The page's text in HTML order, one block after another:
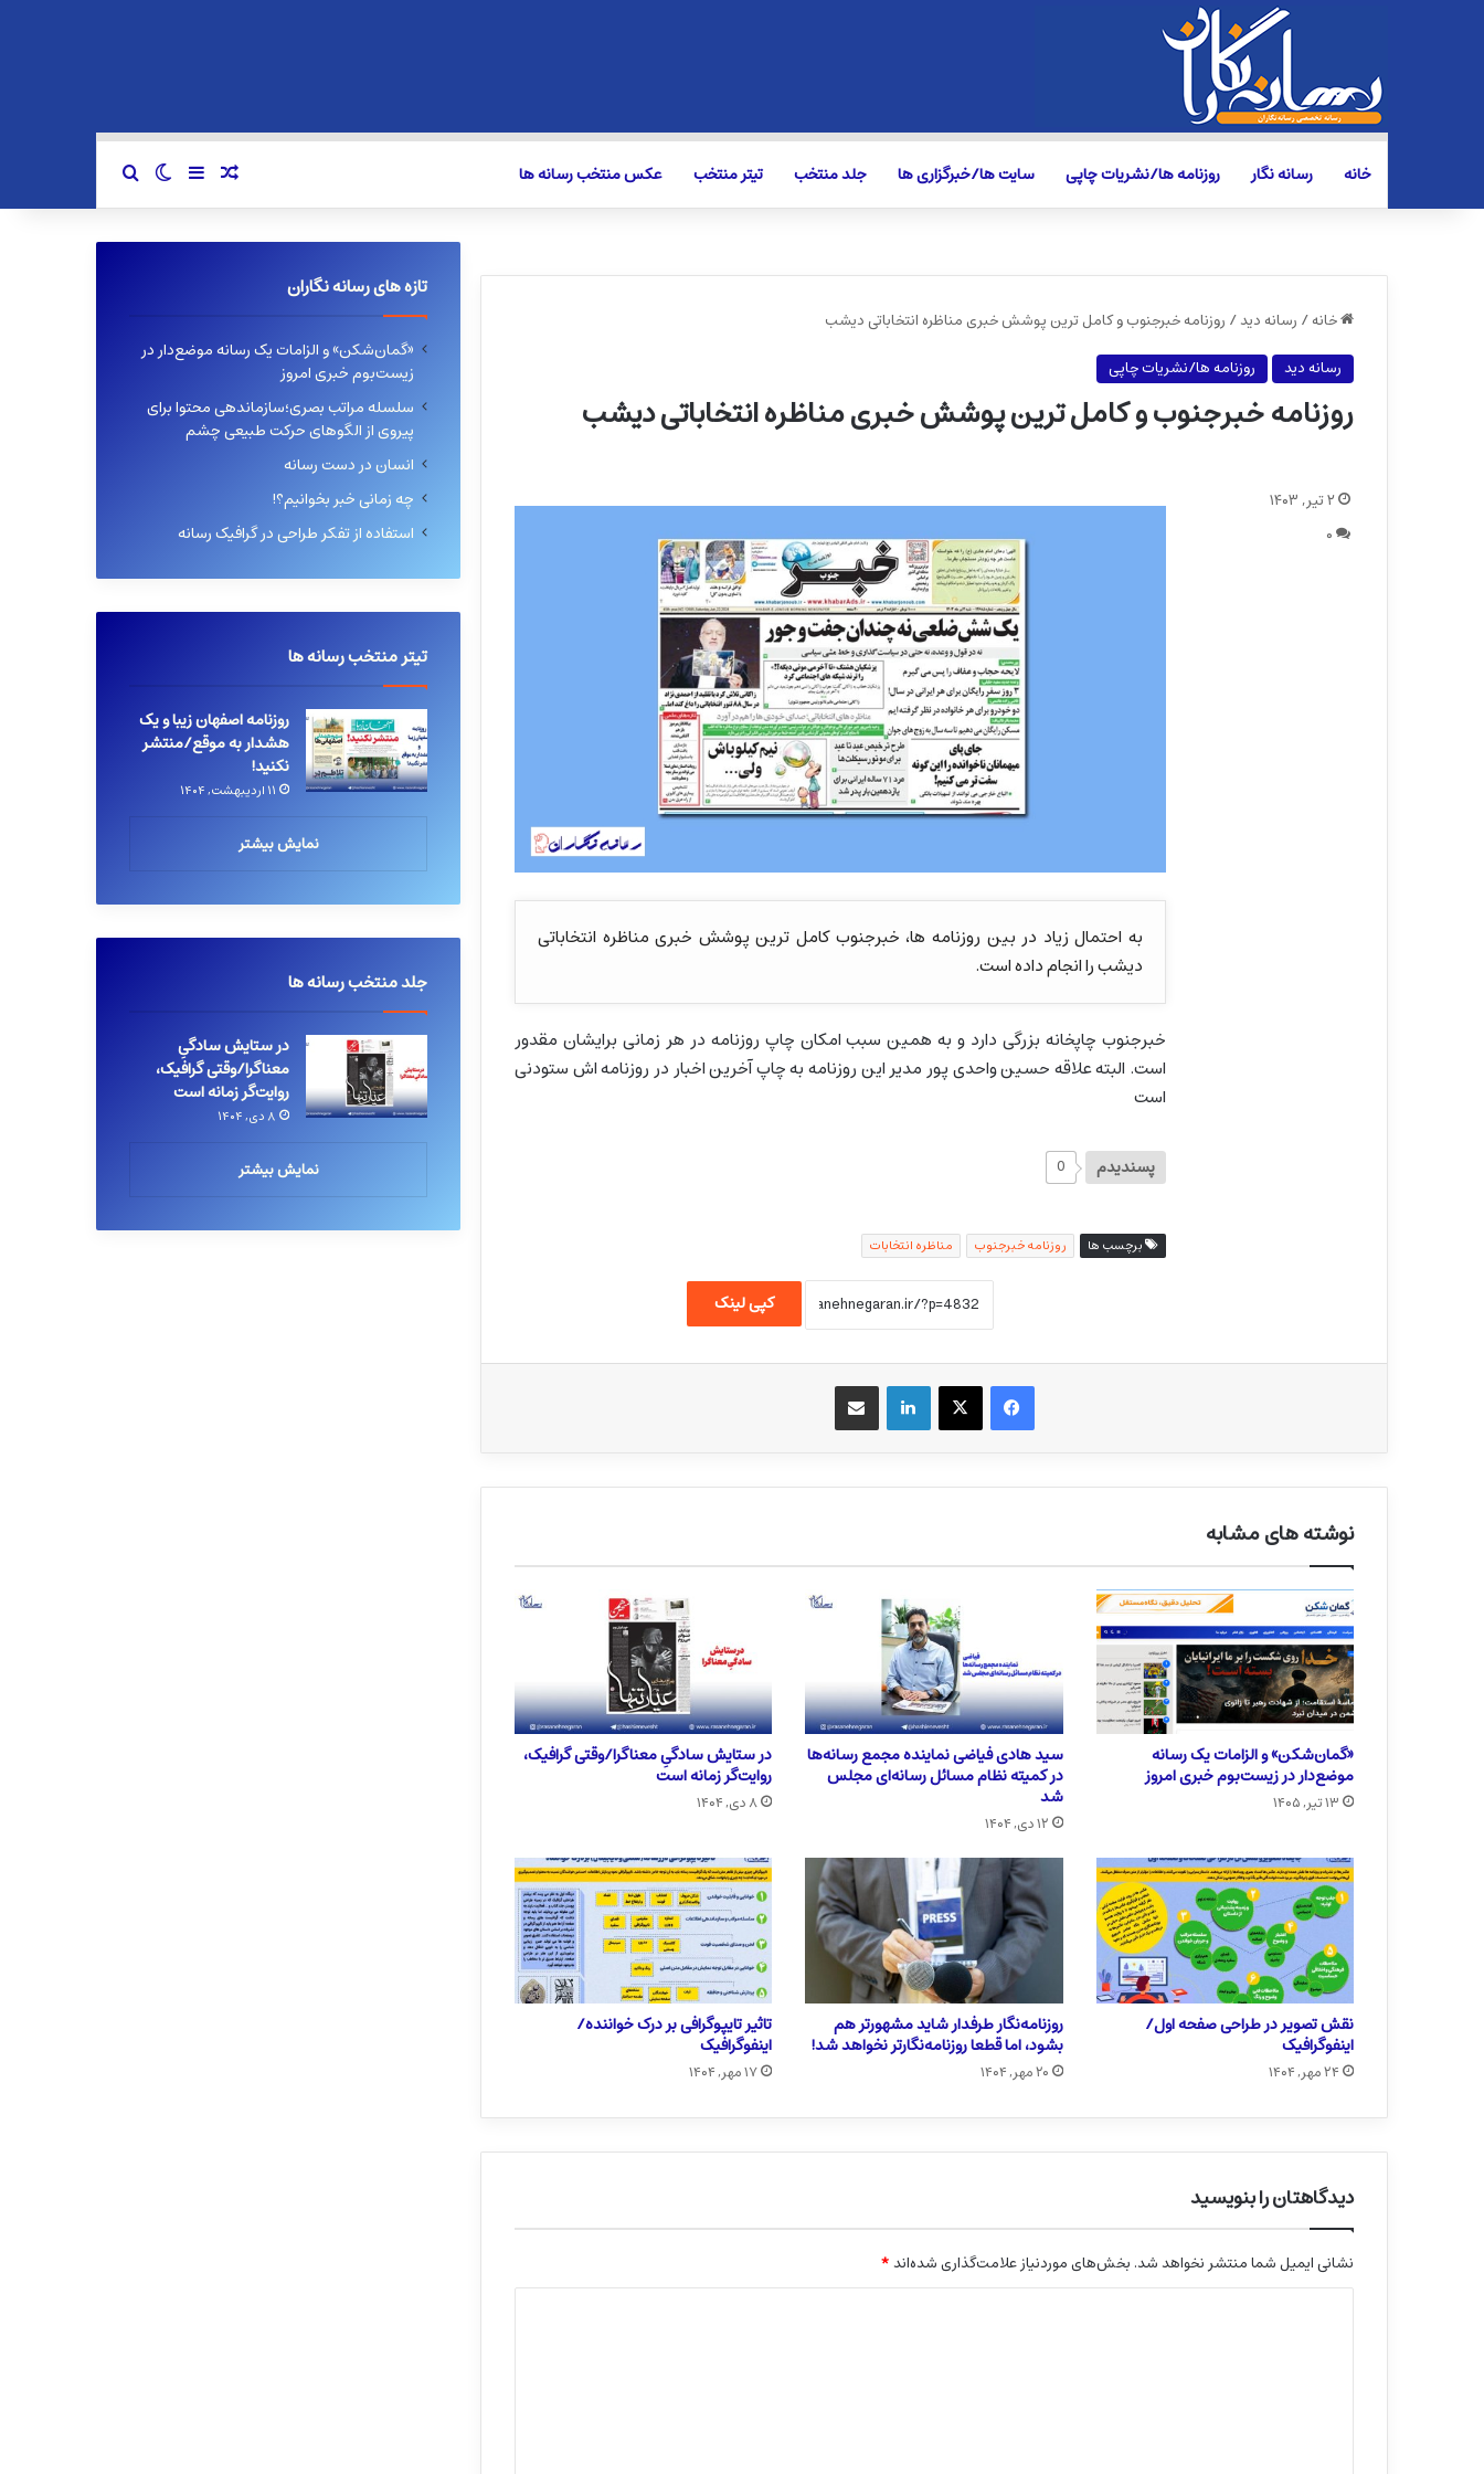
خانه رسانه نگار روزنامه ها/نشریات چاپی سایت ها/خبرگزاری ها جلد منتخب تیتر منتخب عکس منتخب رسانه ها نوشته تصادفی
سایدبارتغییر پوسته
خانه/ رسانه دید/ روزنامه خبرجنوب و کامل ترین پوشش خبری مناظره انتخاباتی دیشب
رسانه دید
روزنامه ها/نشریات چاپی
روزنامه خبرجنوب و کامل ترین پوشش خبری مناظره انتخاباتی دیشب
به احتمال زیاد در بین روزنامه ها، خبرجنوب کامل ترین پوشش خبری مناظره انتخاباتی
دیشب را انجام داده است.
خبرجنوب چاپخانه بزرگی دارد و به همین سبب امکان چاپ روزنامه در هر زمانی برایشان مقدور
است. البته علاقه حسین واحدی پور مدیر این روزنامه به چاپ آخرین اخبار در روزنامه اش ستودنی
است
پسندیدم 0
برچسب ها روزنامه خبرجنوب مناظره انتخابات
کپی لینک
۲ تیر, ۱۴۰۳
۰
فیسبوک X لینکداین
نوشته های مشابه
«گمان‌شکن» و الزامات یک رسانه
موضع‌دار در زیست‌بوم خبری امروز
۱۳ تیر, ۱۴۰۵
سید هادی فیاضی نماینده مجمع رسانه‌ها
در کمیته نظام مسائل رسانه‌ای مجلس
شد
۱۲ دی, ۱۴۰۴
در ستایش سادگیِ معناگرا/وقتی گرافیک،
روایت‌گر زمانه است
۸ دی, ۱۴۰۴
نقش تصویر در طراحی صفحه اول/
اینفوگرافیک
۲۴ مهر, ۱۴۰۴
روزنامه‌نگار طرفدار شاید مشهورتر هم
بشود، اما قطعا روزنامه‌نگارتر نخواهد شد!
۲۰ مهر, ۱۴۰۴
تاثیر تایپوگرافی بر درک خواننده/
اینفوگرافیک
۱۷ مهر, ۱۴۰۴
دیدگاهتان را بنویسید
نشانی ایمیل شما منتشر نخواهد شد. بخش‌های موردنیاز علامت‌گذاری شده‌اند*
تازه های رسانه نگاران
«گمان‌شکن» و الزامات یک رسانه موضع‌دار در
زیست‌بوم خبری امروز
سلسله مراتب بصری؛سازماندهی محتوا برای
پیروی از الگوهای حرکت طبیعی چشم
انسان در دست رسانه
چه زمانی خبر بخوانیم؟!
استفاده از تفکر طراحی در گرافیک رسانه
تیتر منتخب رسانه ها
روزنامه اصفهان زیبا و یک
هشدار به موقع/منتشر
نکنید!
۱۱ اردیبهشت, ۱۴۰۴
نمایش بیشتر
جلد منتخب رسانه ها
در ستایش سادگیِ
معناگرا/وقتی گرافیک،
روایت‌گر زمانه است
۸ دی, ۱۴۰۴
نمایش بیشتر